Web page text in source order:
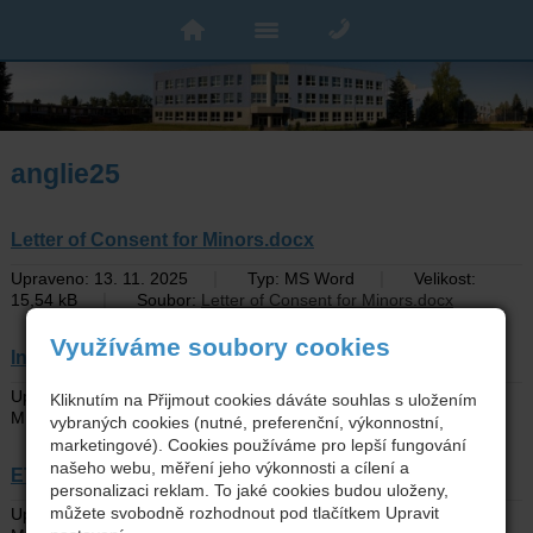
anglie25
Letter of Consent for Minors.docx
Upraveno: 13. 11. 2025 Typ: MS Word
Velikost:
15,54 kB
Soubor: Letter of Consent for Minors.docx
Infolist_Benešov.pdf
Upraveno: 13. 11. 2025 | Typ: PDF |
Velikost: 5,28
MB
| Soubor:Infolist_Benešov.pdf
ETA UK_Manuál.pdf
Upraveno: 13. 11. 2025 | Typ: PDF |
Velikost: 6,17
Využíváme soubory cookies
Kliknutím na Přijmout cookies dáváte souhlas s uložením
vybraných cookies (nutné, preferenční, výkonnostní,
marketingové). Cookies používáme pro lepší fungování
našeho webu, měření jeho výkonnosti a cílení a
personalizaci reklam. To jaké cookies budou uloženy,
můžete svobodně rozhodnout pod tlačítkem Upravit